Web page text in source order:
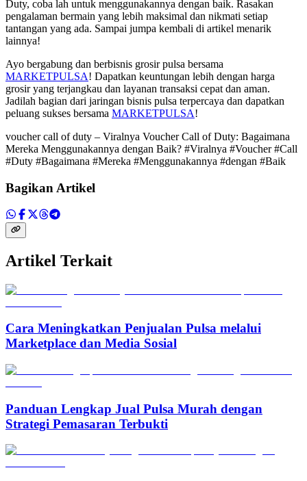
Duty, coba lah untuk menggunakannya dengan baik. Rasakan
pengalaman bermain yang lebih maksimal dan nikmati setiap
tantangan yang ada. Sampai jumpa kembali di artikel menarik
lainnya!
Ayo bergabung dan berbisnis grosir pulsa bersama
MARKETPULSA! Dapatkan keuntungan lebih dengan harga
grosir yang terjangkau dan layanan transaksi cepat dan aman.
Jadilah bagian dari jaringan bisnis pulsa terpercaya dan dapatkan
peluang sukses bersama MARKETPULSA!
voucher call of duty – Viralnya Voucher Call of Duty: Bagaimana
Mereka Menggunakannya dengan Baik? #Viralnya #Voucher #Call
#Duty #Bagaimana #Mereka #Menggunakannya #dengan #Baik
Bagikan Artikel
Artikel Terkait
Cara Meningkatkan Penjualan Pulsa melalui
Marketplace dan Media Sosial
Panduan Lengkap Jual Pulsa Murah dengan
Strategi Pemasaran Terbukti